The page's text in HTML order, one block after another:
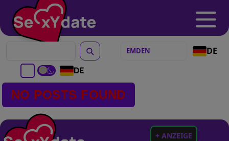
DE
DE
NO POSTS FOUND
+ ANZEIGE